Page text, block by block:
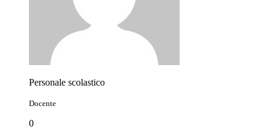
Personale scolastico
Docente
0